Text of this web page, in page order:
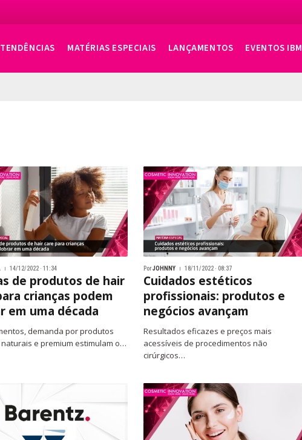
TENDÊNCIAS MATÉRIAS ESPECIAIS LANÇAMENTOS EVENTOS IBM
14/12/2022 · 11:34
de produtos de hair
crianças podem
em uma década
demanda por produtos
e premium estimulam o…
PorJOHNNY 18/11/2022 · 08:37
Cuidados estéticos
profissionais: produtos e
negócios avançam
Resultados eficazes e preços mais
acessíveis de procedimentos não
cirúrgicos…